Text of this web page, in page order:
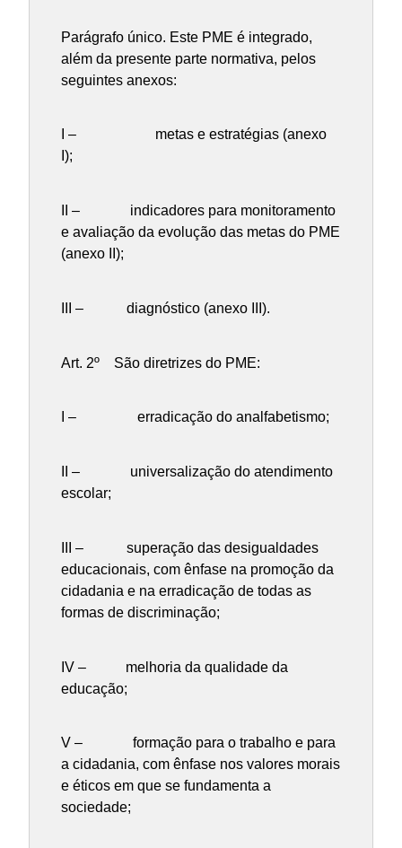
Parágrafo único. Este PME é integrado,
além da presente parte normativa, pelos
seguintes anexos:
I – metas e estratégias (anexo
I);
II – indicadores para monitoramento
e avaliação da evolução das metas do PME
(anexo II);
III – diagnóstico (anexo III).
Art. 2º São diretrizes do PME:
I – erradicação do analfabetismo;
II – universalização do atendimento
escolar;
III – superação das desigualdades
educacionais, com ênfase na promoção da
cidadania e na erradicação de todas as
formas de discriminação;
IV – melhoria da qualidade da
educação;
V – formação para o trabalho e para
a cidadania, com ênfase nos valores morais
e éticos em que se fundamenta a
sociedade;